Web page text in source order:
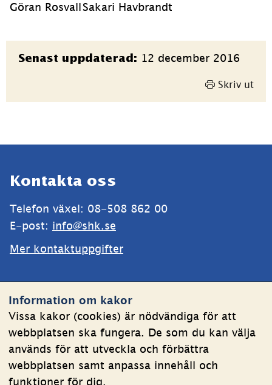
Information om kakor
Vissa kakor (cookies) är nödvändiga för att
webbplatsen ska fungera. De som du kan välja
används för att utveckla och förbättra
webbplatsen samt anpassa innehåll och
funktioner för dig.
Göran RosvallSakari Havbrandt
Sidinformation
Senast uppdaterad: 12 december 2016
Skriv ut
Kontakta oss
Telefon växel: 08-508 862 00
E-post: info@shk.se
Mer kontaktuppgifter
Om kakor
Behandling av personuppgifter
Tillgänglighetsredogörelse